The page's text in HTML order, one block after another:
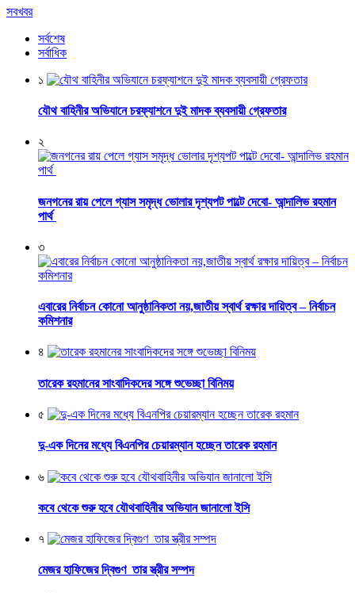
সবখবর
সর্বশেষ
সর্বাধিক
১
যৌথ বাহিনীর অভিযানে চরফ্যাশনে দুই মাদক ব্যবসায়ী গ্রেফতার
২
জনগনের রায় পেলে গ্যাস সমৃদ্ধ ভোলার দৃশ্যপট পাল্টে দেবো- আন্দালিভ রহমান
পার্থ
৩
এবারের নির্বাচন কোনো আনুষ্ঠানিকতা নয়,জাতীয় স্বার্থ রক্ষার দায়িত্ব – নির্বাচন
কমিশনার
৪
তারেক রহমানের সাংবাদিকদের সঙ্গে শুভেচ্ছা বিনিময়
৫
দু-এক দিনের মধ্যে বিএনপির চেয়ারম্যান হচ্ছেন তারেক রহমান
৬
কবে থেকে শুরু হবে যৌথবাহিনীর অভিযান জানালো ইসি
৭
মেজর হাফিজের দ্বিগুণ তার স্ত্রীর সম্পদ